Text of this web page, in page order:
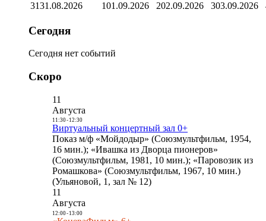
3131.08.2026 101.09.2026 202.09.2026 303.09.2026
Сегодня
Сегодня нет событий
Скоро
11
Августа
11:30- 12:30
Виртуальный концертный зал 0+
Показ м/ф «Мойдодыр» (Союзмультфильм, 1954,
16 мин.); «Ивашка из Дворца пионеров»
(Союзмультфильм, 1981, 10 мин.); «Паровозик из
Ромашкова» (Союзмультфильм, 1967, 10 мин.)
(Ульяновой, 1, зал № 12)
11
Августа
12:00- 13:00